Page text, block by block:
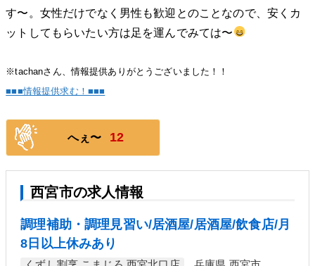
す〜。女性だけでなく男性も歓迎とのことなので、安くカ
ットしてもらいたい方は足を運んでみては〜
※tachanさん、情報提供ありがとうございました！！
■■■情報提供求む！■■■
へぇ〜 12
西宮市の求人情報
調理補助・調理見習い/居酒屋/居酒屋/飲食店/月
8日以上休みあり